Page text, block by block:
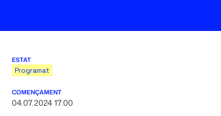
ESTAT
Programat
COMENÇAMENT
04.07.2024 17:00